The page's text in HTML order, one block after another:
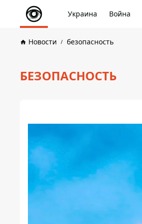
Украина Война
Новости безопасность
БЕЗОПАСНОСТЬ